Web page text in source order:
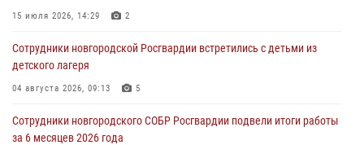
Радиоэфир программы "Новости дня" на радио "Радио53" от 30
центре подготовки личного состава Росгвардии.
30 июля 2026, 16:00
разрешительной работы Росгвардии провели телефонную «горячую
линию»
15 июля 2026, 14:29 2
Сотрудники новгородской Росгвардии встретились с детьми из
детского лагеря
04 августа 2026, 09:13 5
Сотрудники новгородского СОБР Росгвардии подвели итоги работы
за 6 месяцев 2026 года